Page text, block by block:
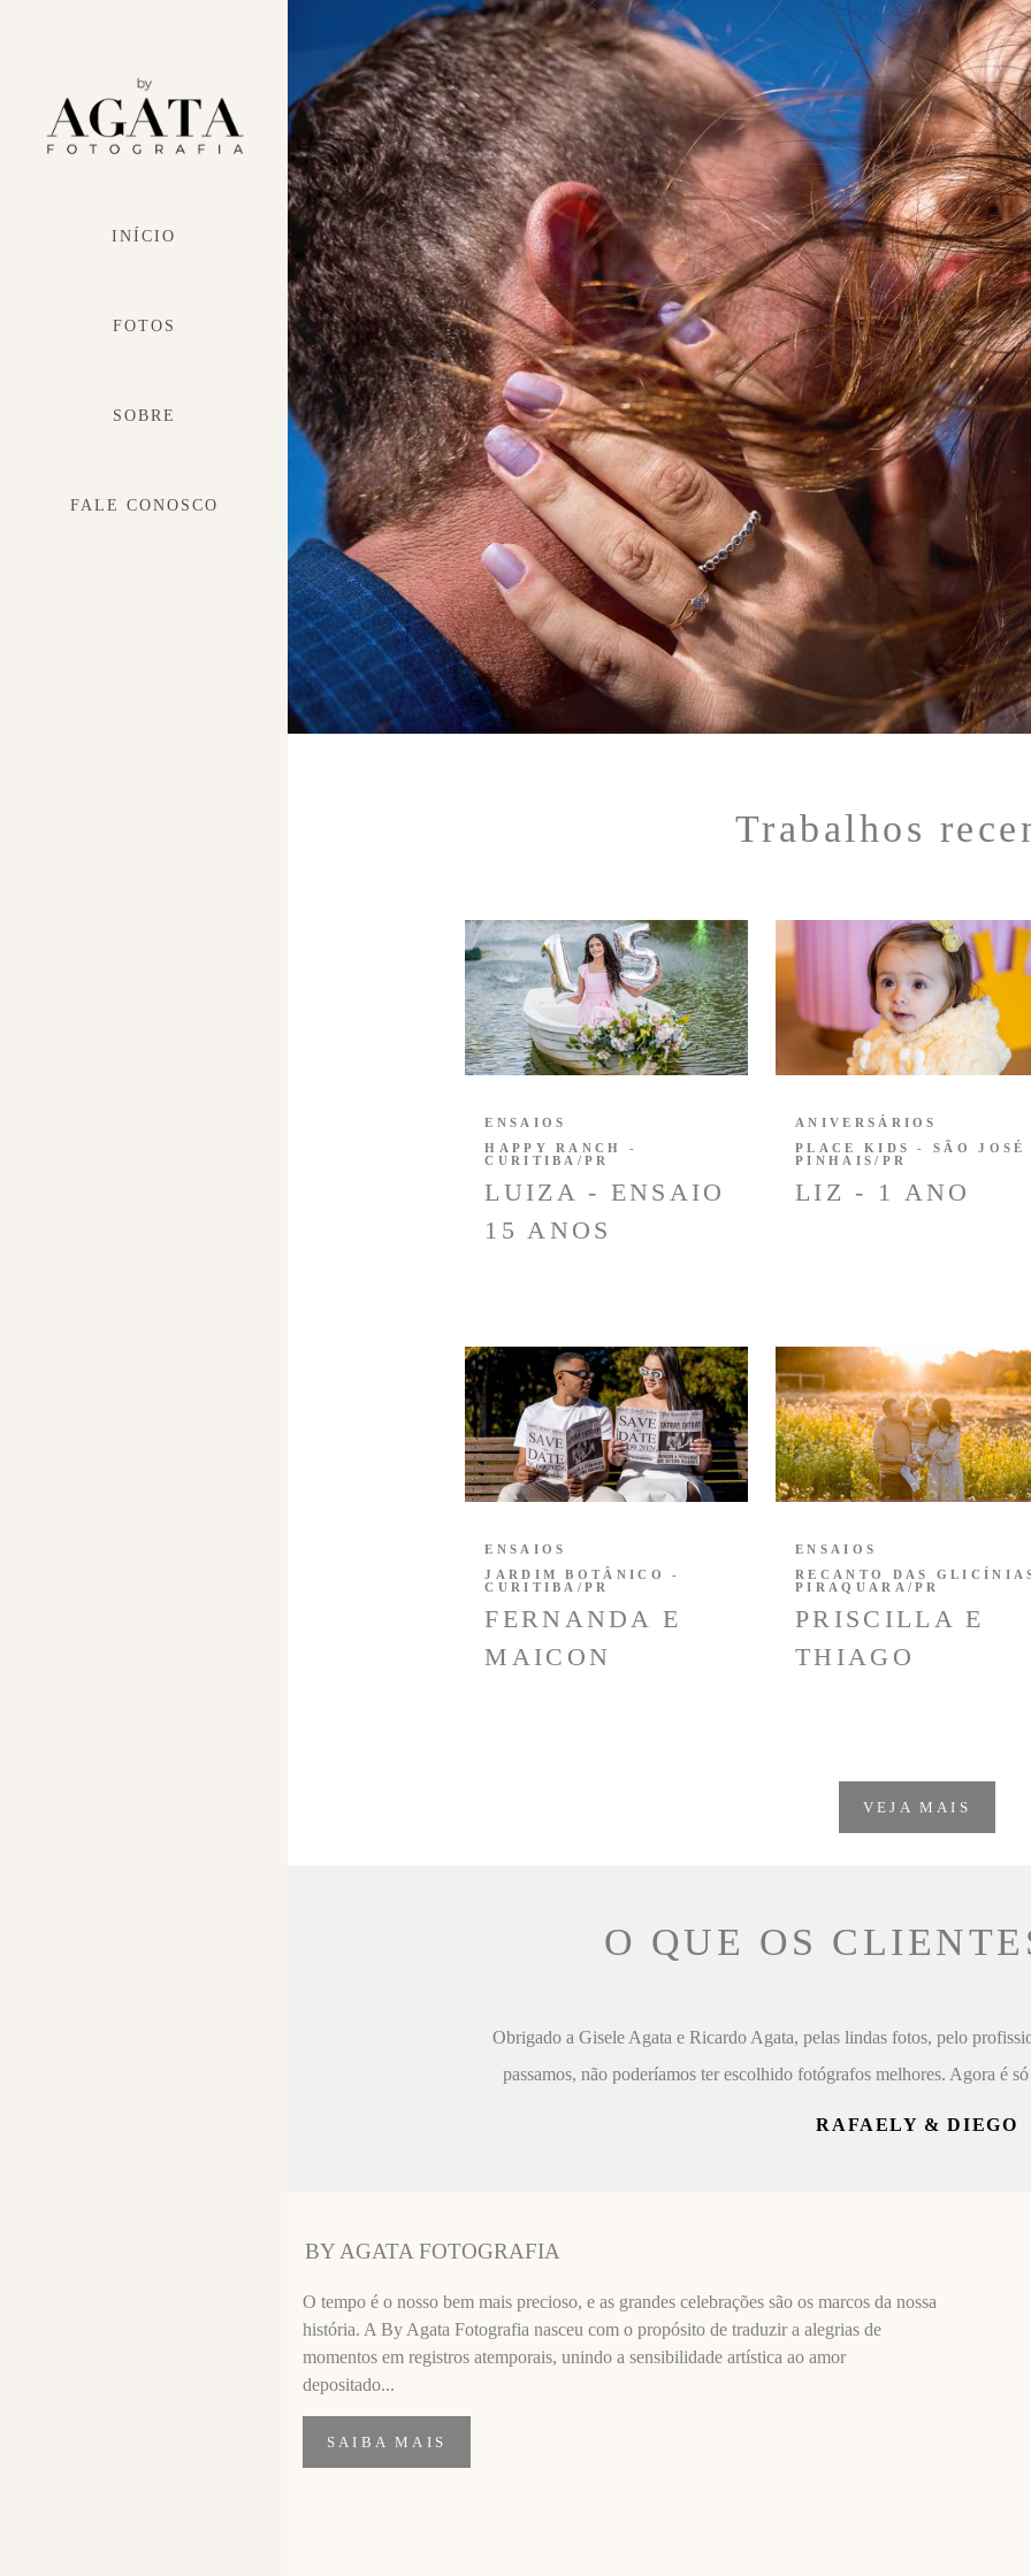
INÍCIO
FOTOS
SOBRE
FALE CONOSCO
Trabalhos
LUIZA - ENSAIO
15 ANOS
ENSAIOS
HAPPY RANCH -
CURITIBA/PR
LIZ - 1 ANO
ANIVERSÁRIOS
PLACE KIDS - SÃO JOSÉ
PINHAIS/PR
FERNANDA E
MAICON
ENSAIOS
JARDIM BOTÂNICO -
CURITIBA/PR
PRISCILLA E
THIAGO
ENSAIOS
RECANTO DAS
PIRAQUARA/PR
VEJA MAIS
O QUE OS
Obrigado a Gisele Agata e Ricardo Agata, pelas lindas fotos, pelo
passamos, não poderíamos ter escolhido fotógrafos melhores. Agora é
RAFAELY & DIEGO
BY AGATA FOTOGRAFIA
O tempo é o nosso bem mais precioso, e as grandes celebrações são os marcos da nossa
história. A By Agata Fotografia nasceu com o propósito de traduzir a alegrias de
momentos em registros atemporais, unindo a sensibilidade artística ao amor
depositado...
SAIBA MAIS